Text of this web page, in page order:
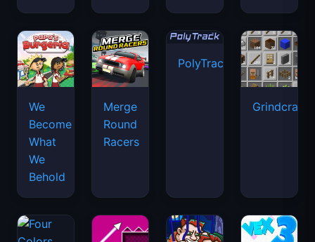
We
Become
What
We
Behold
Merge
Round
Racers
PolyTrack
Grindcraft